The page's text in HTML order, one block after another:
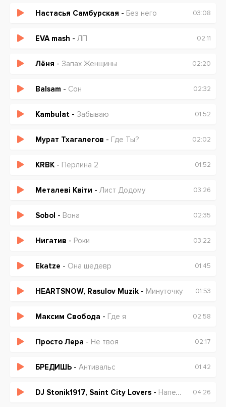
Настасья Самбурская - Без него 03:08
EVA mash - ЛП 02:11
Лёня - Запах Женщины 02:20
Balsam - Сон 02:32
Kambulat - Забываю 01:52
Мурат Тхагалегов - Где Ты? 02:02
KRBK- Перлина 2 01:52
Металеві Квіти - Лист Додому 03:26
Sobol - Вона 02:35
Нигатив - Роки 03:22
Ekatze - Она шедевр 01:45
HEARTSNOW, Rasulov Muzik - Минуточку 01:53
Максим Свобода - Где я 02:58
Просто Лера - Не твоя 02:17
БРЕДИШЬ - Антивальс 01:42
DJ Stonik1917, Saint City Lovers - Напевала 04:26